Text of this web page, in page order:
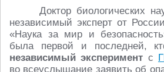
Доктор биологических
независимый эксперт от
«Наука за мир и
была первой и последней,
независимый эксперимент с
во всеуслышание заявить об